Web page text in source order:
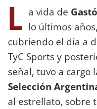
L a vida de
lo últimos
cubriendo el día a
TyC Sports y
señal, tuvo a cargo
Selección
al estrellato, sobre